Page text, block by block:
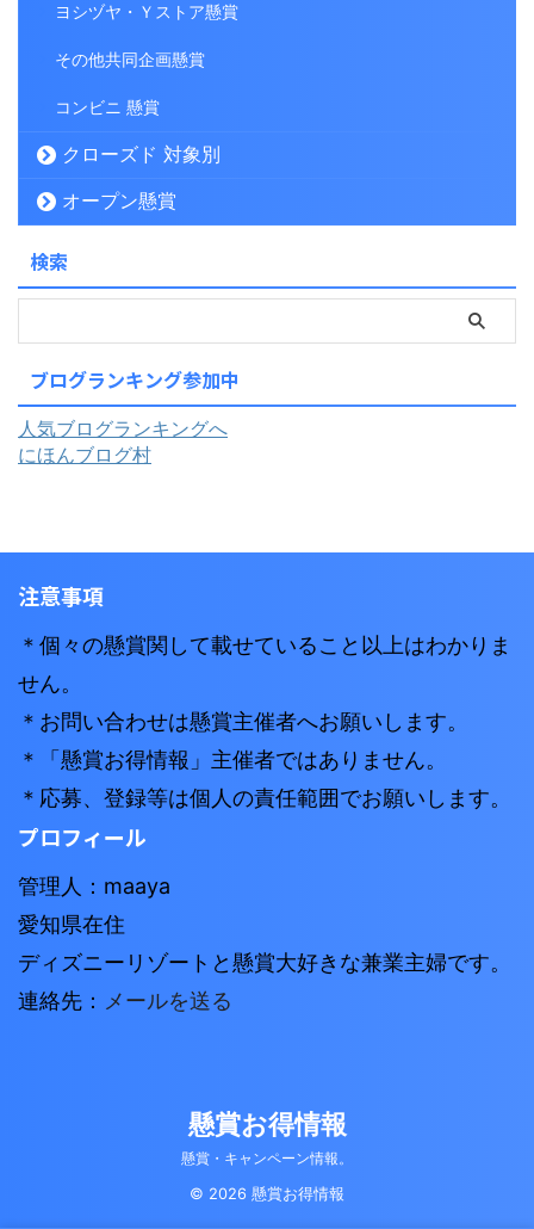
ヨシヅヤ・Ｙストア懸賞
その他共同企画懸賞
コンビニ 懸賞
クローズド 対象別
オープン懸賞
検索
ブログランキング参加中
人気ブログランキングへ
にほんブログ村
注意事項
＊個々の懸賞関して載せていること以上はわかりま
せん。
＊お問い合わせは懸賞主催者へお願いします。
＊「懸賞お得情報」主催者ではありません。
＊応募、登録等は個人の責任範囲でお願いします。
プロフィール
管理人：maaya
愛知県在住
ディズニーリゾートと懸賞大好きな兼業主婦です。
連絡先： メールを送る
懸賞お得情報
懸賞・キャンペーン情報。
© 2026 懸賞お得情報